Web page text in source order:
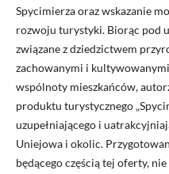
Spycimierza oraz wskazanie
rozwoju turystyki. Biorąc pod
związane z dziedzictwem
zachowanymi i
wspólnoty mieszkańców,
produktu turystycznego
uzupełniającego i
Uniejowa i okolic.
będącego częścią tej oferty,